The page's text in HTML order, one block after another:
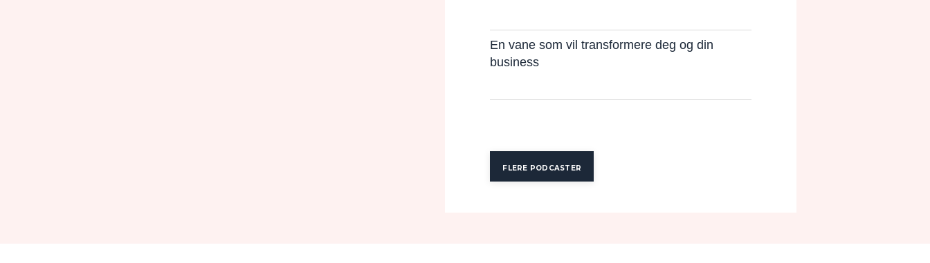
En vane som vil transformere deg og din
business
FLERE PODCASTER